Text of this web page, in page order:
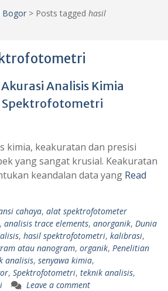
Bogor > Posts tagged hasil
Analisis Kimia
Spektrofotometri
kimia, keakuratan dan presisi
yang sangat krusial. Keakuratan
keandalan data yang Read
cahaya, alat spektrofotometer
, analisis trace elements, anorganik, Dunia
, hasil spektrofotometri, kalibrasi,
atau nanogram, organik, Penelitian
analisis, senyawa kimia,
, Spektrofotometri, teknik analisis,
Leave a comment